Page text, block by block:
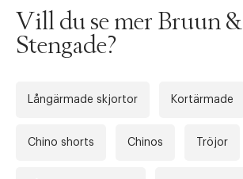
Vill du se mer Bruun &
Stengade?
Långärmade skjortor Kortärmade
Chino shorts Chinos Tröjor